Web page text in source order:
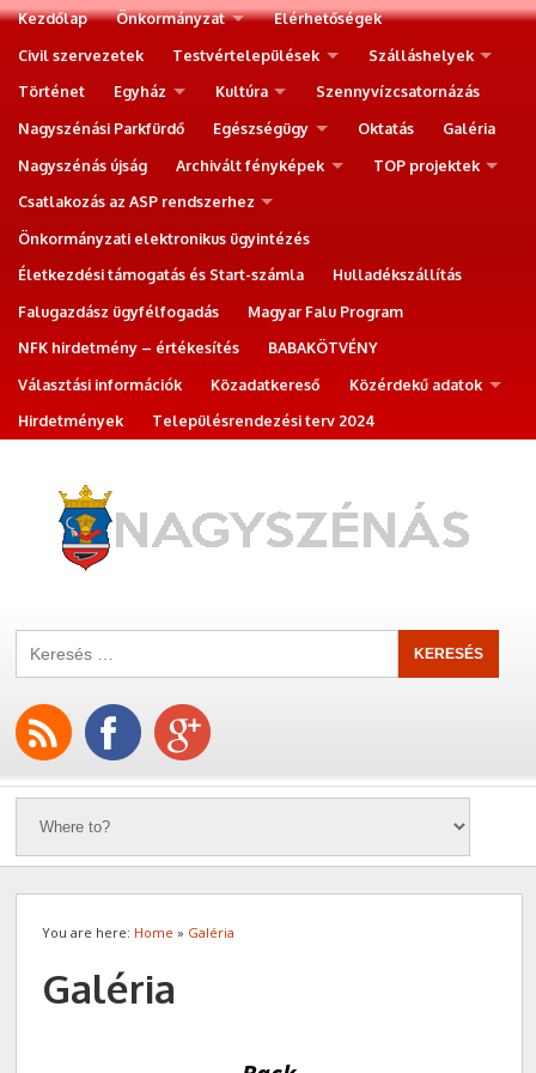
Kezdőlap Önkormányzat
Elérhetőségek
Civil szervezetek
Testvértelepülések
Szálláshelyek
Történet
Egyház Kultúra
Szennyvízcsatornázás
Nagyszénási Parkfürdő
Egészségügy Oktatás
Galéria
Nagyszénás újság
Archivált fényképek
TOP projektek
Csatlakozás az ASP rendszerhez
Önkormányzati elektronikus ügyintézés
Életkezdési támogatás és Start-számla
Hulladékszállítás
Falugazdász ügyfélfogadás
Magyar Falu Program
NFK hirdetmény – értékesítés
BABAKÖTVÉNY
Választási információk
Közadatkereső
Közérdekű adatok
Hirdetmények
Településrendezési terv 2024
You are here: Home » Galéria
Galéria